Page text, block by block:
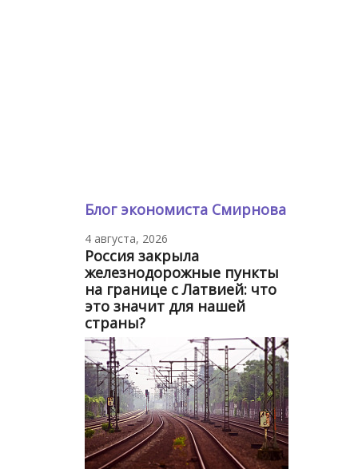
Блог экономиста Смирнова
4 августа, 2026
Россия закрыла
железнодорожные пункты
на границе с Латвией: что
это значит для нашей
страны?